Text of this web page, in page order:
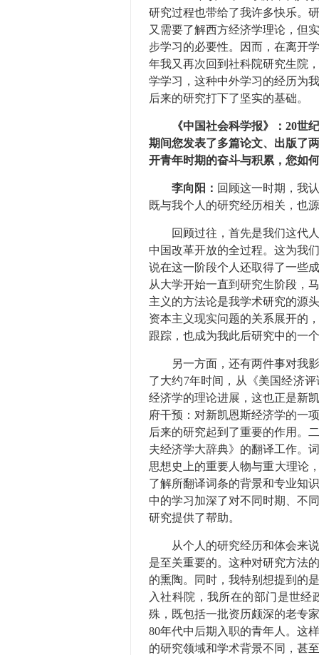
研究过程也带给了我许多快乐。
又需要了解西方经济学理论，但
步学习的必要性。因而，在离开
年我又再次回到社科院研究生院
学学习，这种中外学习的经历为
后来的研究打下了坚实的基础。
《中国社会科学报》：20世
期间您发表了多篇论文、出版了
开青年时期的奋斗与积累，您如
李向阳： 回顾这一时期，我
既与我个人的研究经历相关，也
回顾过往，首先是我们这代人
中国改革开放的全过程。这为我
说在这一阶段个人还取得了一些
从大学开始一直到研究生阶段，
主义的方法论是我学术研究的源
资本主义现实问题的关系展开的
跟踪，也成为我此后研究中的一
另一方面，还有两件事对我影
了大约7年时间，从《美国经济
经济学的理论进展，这也正是新
府干预：对新凯恩斯经济学的一
后来的研究起到了重要的作用。
夫经济学大辞典》的翻译工作。
思想史上的重要人物与重大理论
了解所翻译词条的背景和专业知
中的学习加深了对不同时期、不
研究提供了帮助。
从个人的研究经历和体会来说
是至关重要的。这种对研究方法
的熏陶。同时，我特别想提到的
入社科院，我所在的部门是世
殊，既包括一批资历颇深的老专
80年代中后期入职的青年人。这
的研究领域和学术背景不同，甚